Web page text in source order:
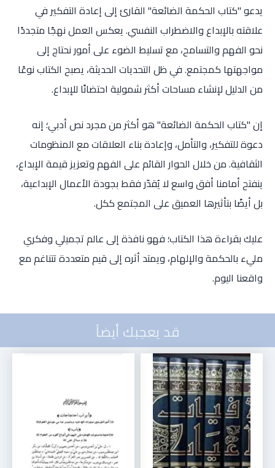
يدعو "كتاب الحكمة الضائعة" القارئ إلى إعادة التفكير في
علاقته بالإبداع والاضطراب النفسي. يعكس العمل نهجًا متجددًا
نحو الفهم والتسامح، مع تسليط الضوء على أمور نحتاج إلى
مواجهتها كمجتمع. في ظل التحديات الحديثة، يصبح الكتاب نوعًا
من الدليل لإنشاء مساحات أكثر شمولية احتضانًا للإبداع.
إن "كتاب الحكمة الضائعة" هو أكثر من مجرد نص أدبي؛ إنه
دعوة للتفكير، والتأمل، وإعادة بناء العلاقات مع المنظومات
الثقافية. من خلال الحوار القائم على الفهم وتعزيز قيمة الإبداع،
ينفتح أمامنا أفق واسع لا يُقدّر فقط بجودة الأعمال الإبداعية،
بل أيضًا بتأثيرها العميق على المجتمع ككل.
عليك بقراءة هذا الكتاب؛ فهو نافذة إلى عالم تجميلي وفكري
مليء بالحكمة والإلهام، ويمتد أثره إلى قيم متعددة تتناغم مع
واقعنا اليوم.
قد يعجبك أيضاً